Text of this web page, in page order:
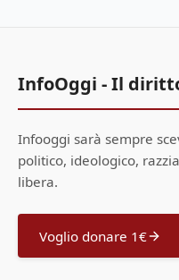
InfoOggi - Il
Infooggi sarà sempre
politico, ideologico,
libera.
Voglio donare 1€